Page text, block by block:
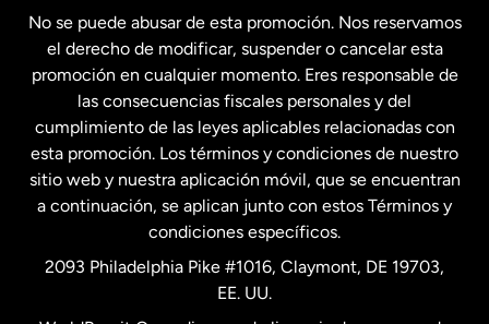
Francia
Malasia
Nueva Zelanda
Países Bajos
No se puede abusar de esta promoción. Nos reservamos
el derecho de modificar, suspender o cancelar esta
promoción en cualquier momento. Eres responsable de
las consecuencias fiscales personales y del
cumplimiento de las leyes aplicables relacionadas con
esta promoción. Los términos y condiciones de nuestro
sitio web y nuestra aplicación móvil, que se encuentran
a continuación, se aplican junto con estos Términos y
condiciones específicos.
2093 Philadelphia Pike #1016, Claymont, DE 19703,
EE. UU.